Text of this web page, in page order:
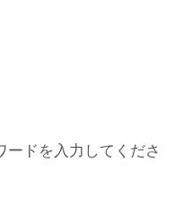
ドを入力してくださ